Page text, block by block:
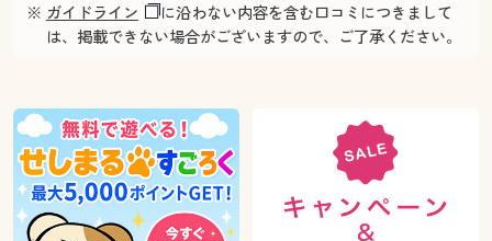
※ ガイドライン
に沿わない内容を含む口コミにつきまして
は、掲載できない場合がございますので、ご了承ください。